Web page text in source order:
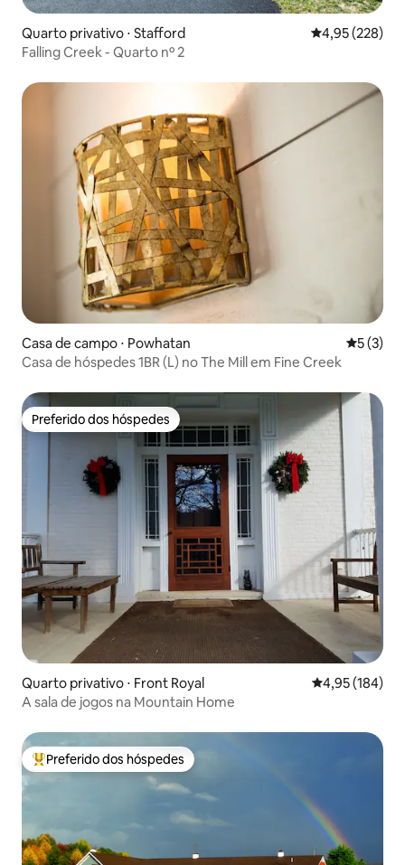
Quarto privativo ⋅ Stafford 4,95 de uma
4,95 (228)
Falling Creek - Quarto nº 2
Casa de campo ⋅ Powhatan 5 de
5 (3)
Casa de hóspedes 1BR (L) no The Mill em Fine Creek
Preferido dos hóspedes
Preferido dos hóspedes
Quarto privativo ⋅ Front Royal 4,95 de uma
4,95 (184)
A sala de jogos na Mountain Home
Entre os melhores preferidos dos hóspedes
Preferido dos hóspedes